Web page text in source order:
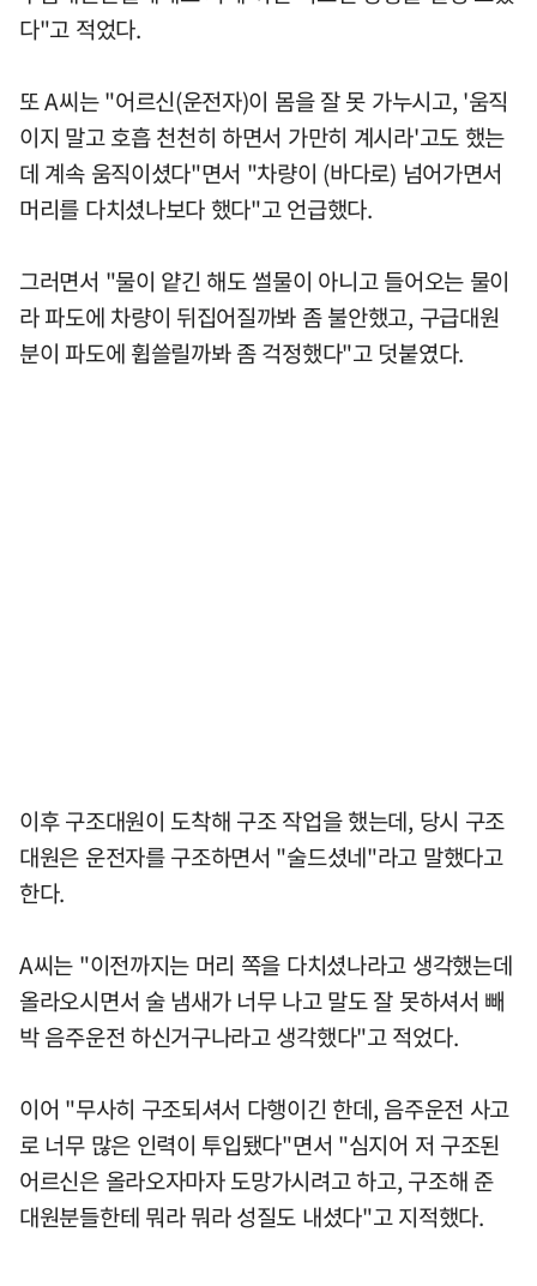
다"고 적었다.
또 A씨는 "어르신(운전자)이 몸을 잘 못 가누시고, '움직
이지 말고 호흡 천천히 하면서 가만히 계시라'고도 했는
데 계속 움직이셨다"면서 "차량이 (바다로) 넘어가면서
머리를 다치셨나보다 했다"고 언급했다.
그러면서 "물이 얕긴 해도 썰물이 아니고 들어오는 물이
라 파도에 차량이 뒤집어질까봐 좀 불안했고, 구급대원
분이 파도에 휩쓸릴까봐 좀 걱정했다"고 덧붙였다.
이후 구조대원이 도착해 구조 작업을 했는데, 당시 구조
대원은 운전자를 구조하면서 "술드셨네"라고 말했다고
한다.
A씨는 "이전까지는 머리 쪽을 다치셨나라고 생각했는데
올라오시면서 술 냄새가 너무 나고 말도 잘 못하셔서 빼
박 음주운전 하신거구나라고 생각했다"고 적었다.
이어 "무사히 구조되셔서 다행이긴 한데, 음주운전 사고
로 너무 많은 인력이 투입됐다"면서 "심지어 저 구조된
어르신은 올라오자마자 도망가시려고 하고, 구조해 준
대원분들한테 뭐라 뭐라 성질도 내셨다"고 지적했다.